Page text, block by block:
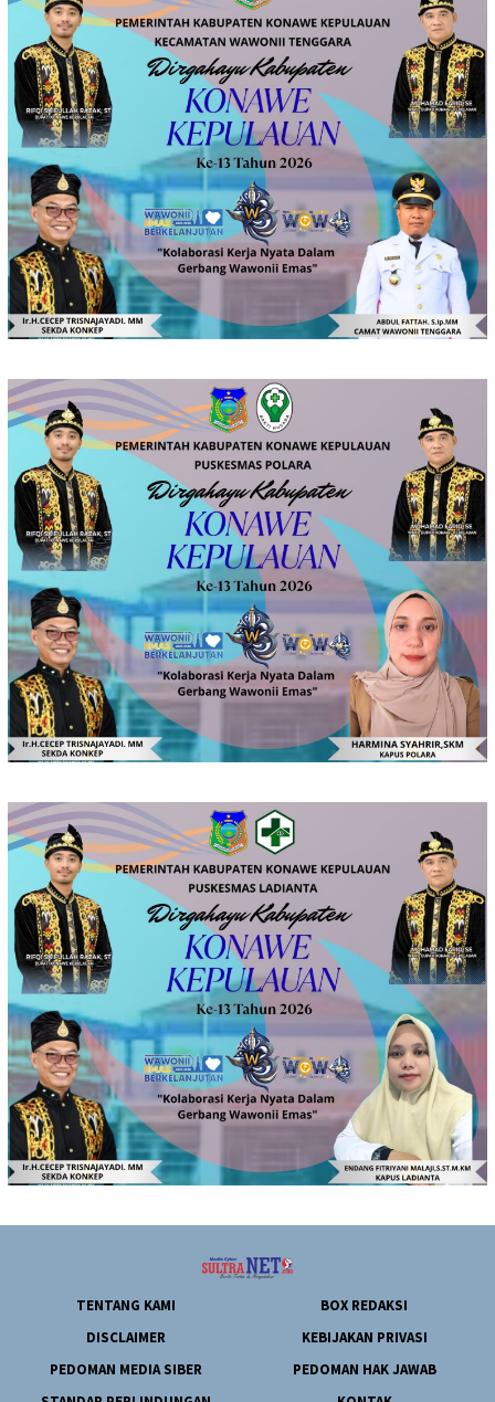
TENTANG KAMI
BOX REDAKSI
DISCLAIMER
KEBIJAKAN PRIVASI
PEDOMAN MEDIA SIBER
PEDOMAN HAK JAWAB